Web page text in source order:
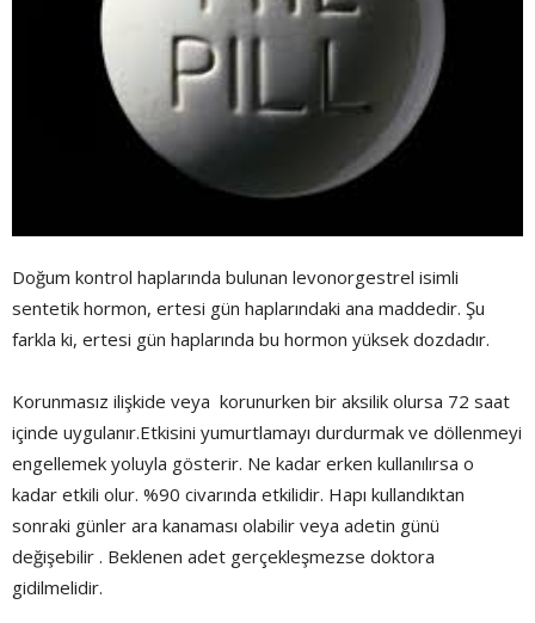
Doğum kontrol haplarında bulunan levonorgestrel isimli
sentetik hormon, ertesi gün haplarındaki ana maddedir. Şu
farkla ki, ertesi gün haplarında bu hormon yüksek dozdadır.
Korunmasız ilişkide veya korunurken bir aksilik olursa 72 saat
içinde uygulanır.Etkisini yumurtlamayı durdurmak ve döllenmeyi
engellemek yoluyla gösterir. Ne kadar erken kullanılırsa o
kadar etkili olur. %90 civarında etkilidir. Hapı kullandıktan
sonraki günler ara kanaması olabilir veya adetin günü
değişebilir . Beklenen adet gerçekleşmezse doktora
gidilmelidir.